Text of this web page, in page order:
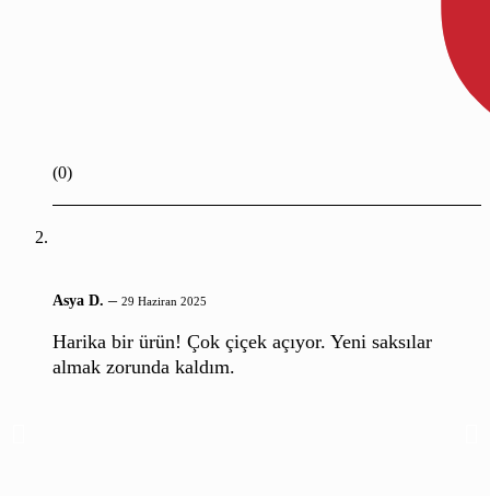
(0)
Asya D. – 29 Haziran 2025
Harika bir ürün! Çok çiçek açıyor. Yeni saksılar
almak zorunda kaldım.